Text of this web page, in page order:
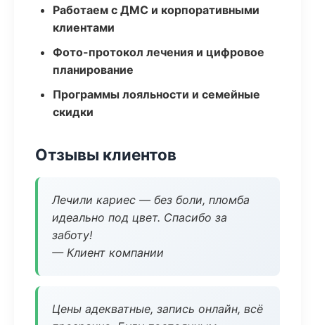
Работаем с ДМС и корпоративными
клиентами
Фото-протокол лечения и цифровое
планирование
Программы лояльности и семейные
скидки
Отзывы клиентов
Лечили кариес — без боли, пломба
идеально под цвет. Спасибо за
заботу!
— Клиент компании
Цены адекватные, запись онлайн, всё